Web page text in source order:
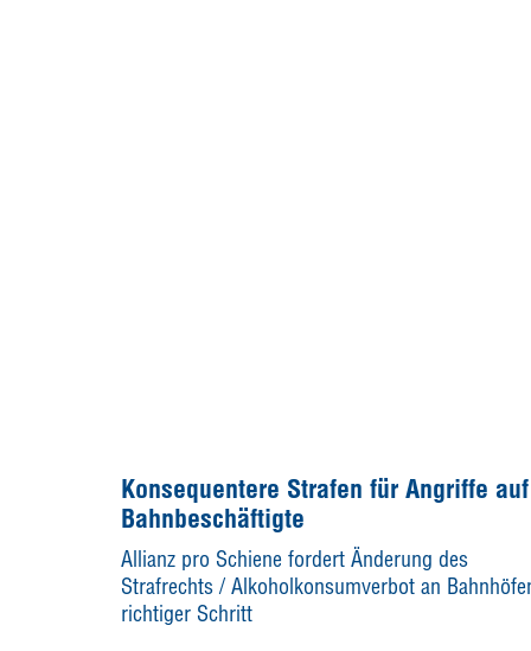
Konsequentere Strafen für Angriffe auf
Bahnbeschäftigte
Allianz pro Schiene fordert Änderung des
Strafrechts / Alkoholkonsumverbot an
richtiger Schritt